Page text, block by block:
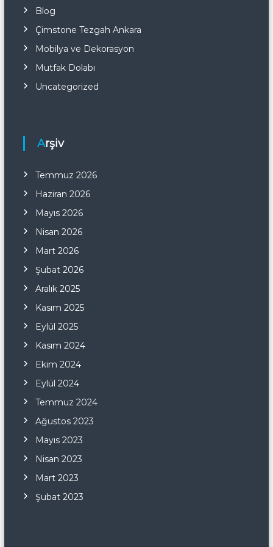
Blog
Çimstone Tezgah Ankara
Mobilya ve Dekorasyon
Mutfak Dolabı
Uncategorized
Arşiv
Temmuz 2026
Haziran 2026
Mayıs 2026
Nisan 2026
Mart 2026
Şubat 2026
Aralık 2025
Kasım 2025
Eylül 2025
Kasım 2024
Ekim 2024
Eylül 2024
Temmuz 2024
Ağustos 2023
Mayıs 2023
Nisan 2023
Mart 2023
Şubat 2023